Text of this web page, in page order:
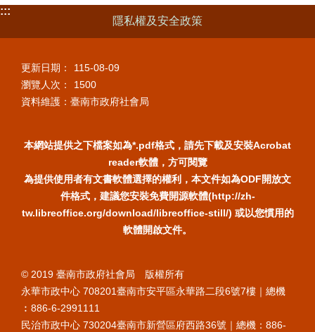
:::
隱私權及安全政策
更新日期：
115-08-09
瀏覽人次：
1500
資料維護：臺南市政府社會局
本網站提供之下檔案如為*.pdf格式，請先下載及安裝Acrobat
reader軟體，方可閱覽
為提供使用者有文書軟體選擇的權利，本文件如為ODF開放文
件格式，建議您安裝免費開源軟體(http://zh-
tw.libreoffice.org/download/libreoffice-still/) 或以您慣用的
軟體開啟文件。
© 2019 臺南市政府社會局 版權所有
永華市政中心 708201臺南市安平區永華路二段6號7樓｜總機
︰886-6-2991111
民治市政中心 730204臺南市新營區府西路36號｜總機：886-